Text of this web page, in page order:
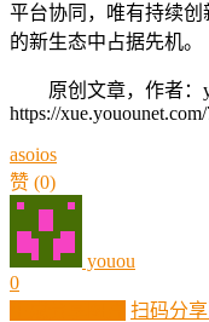
平台协同，唯有持续
的新生态中占据先机。
原创文章，作者：
https://
asoios
赞 (0)
youou
0
扫码分